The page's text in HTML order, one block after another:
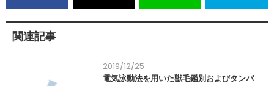
関連記事
2019/12/25
電気泳動法を用いた獣毛鑑別およびタンパ